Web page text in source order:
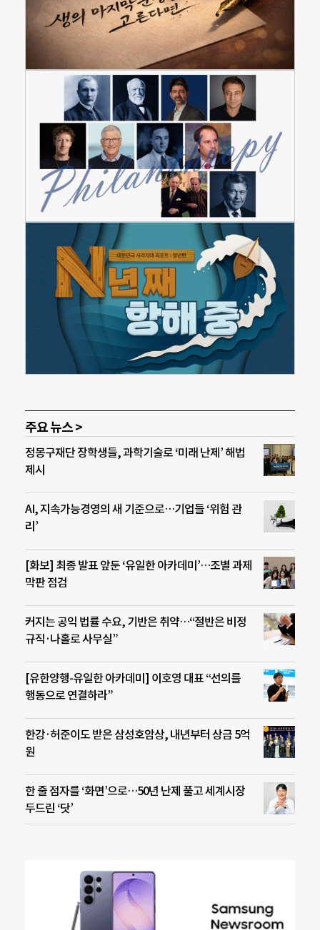
주요 뉴스 >
정몽구재단 장학생들, 과학기술로 ‘미래 난제’ 해법
제시
AI, 지속가능경영의 새 기준으로…기업들 ‘위험 관
리’
[화보] 최종 발표 앞둔 ‘유일한 아카데미’…조별 과제
막판 점검
커지는 공익 법률 수요, 기반은 취약…“절반은 비정
규직·나홀로 사무실”
[유한양행-유일한 아카데미] 이호영 대표 “선의를
행동으로 연결하라”
한강·허준이도 받은 삼성호암상, 내년부터 상금 5억
원
한 줄 점자를 ‘화면’으로…50년 난제 풀고 세계시장
두드린 ‘닷’